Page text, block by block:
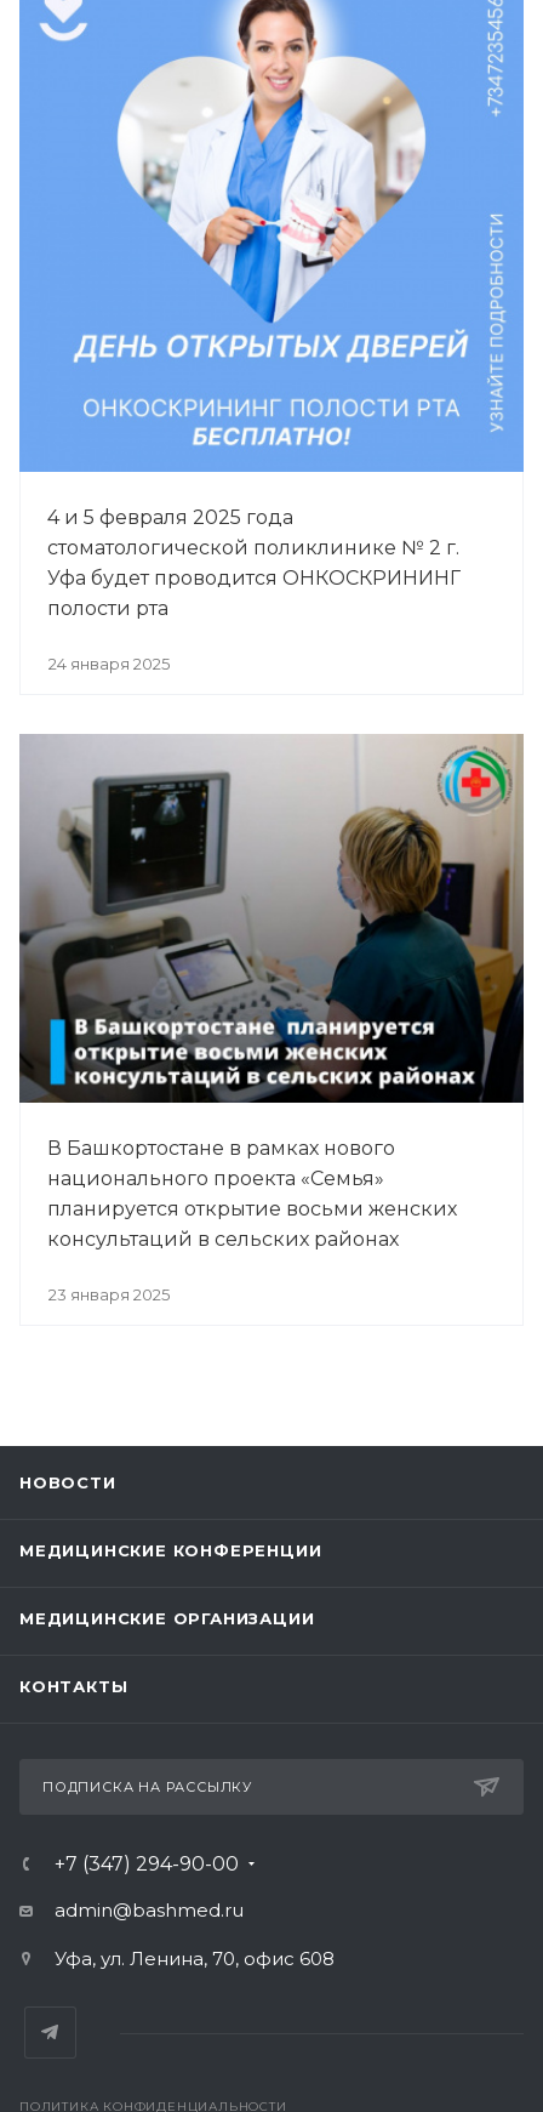
4 и 5 февраля 2025 года
стоматологической поликлинике № 2 г.
Уфа будет проводится ОНКОСКРИНИНГ
полости рта
24 января 2025
В Башкортостане в рамках нового
национального проекта «Семья»
планируется открытие восьми женских
консультаций в сельских районах
23 января 2025
НОВОСТИ
МЕДИЦИНСКИЕ КОНФЕРЕНЦИИ
МЕДИЦИНСКИЕ ОРГАНИЗАЦИИ
КОНТАКТЫ
ПОДПИСКА НА РАССЫЛКУ
+7 (347) 294-90-00
admin@bashmed.ru
Уфа, ул. Ленина, 70, офис 608
ПОЛИТИКА КОНФИДЕНЦИАЛЬНОСТИ